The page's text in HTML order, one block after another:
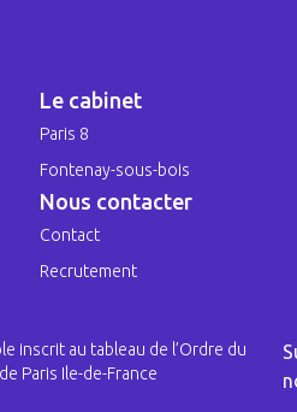
Le cabinet
Paris 8
Fontenay-sous-bois
Nous contacter
Contact
Recrutement
inscrit au tableau de l’Ordre du
Paris Ile-de-France